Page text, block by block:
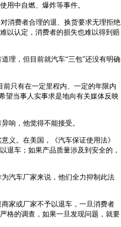
用中自燃、爆炸等事件。
消费者合理的退、换货要求无理拒绝
以认定，消费者的损失也难以得到赔
，但目前就汽车“三包”还没有明确
只有在一定里程内、一定的年限内
望当事人实事求是地向有关媒体反映
，他觉得不能接受。
。在美国，《汽车保证使用法》
退车；如果产品质量涉及到安全的，
汽车厂家来说，他们全力抑制此法
家或厂家不予以退车，一旦消费者
格的调查，如果一旦发现问题，就要